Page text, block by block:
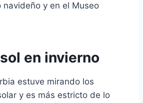
navideño y en el Museo
en invierno
estuve mirando los
y es más estricto de lo